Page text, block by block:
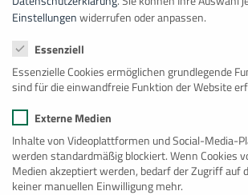
Unsere weiteren Geschäftsbereiche
Einstellungenwiderrufen oder anpassen.
Essenziell
Essenzielle Cookies ermöglichen grundlegende
sind für die einwandfreie Funktion der Website
Externe Medien
Inhalte von Videoplattformen und Social-Media-
werden standardmäßig blockiert. Wenn Cookies
Medien akzeptiert werden, bedarf der Zugriff auf
keiner manuellen Einwilligung mehr.